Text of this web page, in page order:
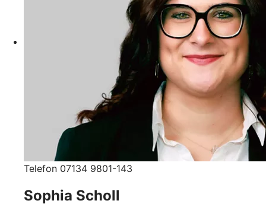
Telefon 07134 9801-143
Sophia Scholl